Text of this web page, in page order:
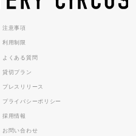
注意事項
利用制限
よくある質問
貸切プラン
プレスリリース
プライバシーポリシー
採用情報
お問い合わせ